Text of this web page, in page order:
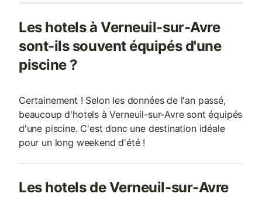
Les hotels à Verneuil-sur-Avre
sont-ils souvent équipés d'une
piscine ?
Certainement ! Selon les données de l'an passé,
beaucoup d'hotels à Verneuil-sur-Avre sont équipés
d'une piscine. C'est donc une destination idéale
pour un long weekend d'été !
Les hotels de Verneuil-sur-Avre